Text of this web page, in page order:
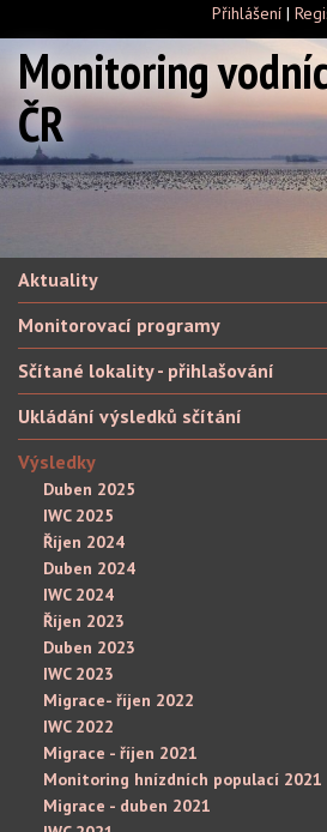
Přihlášení |
Monitoring
ČR
Aktuality
Monitorovací programy
Sčítané lokality - přihlašování
Ukládání výsledků sčítání
Výsledky
Duben 2025
IWC 2025
Říjen 2024
Duben 2024
IWC 2024
Říjen 2023
Duben 2023
IWC 2023
Migrace- říjen 2022
IWC 2022
Migrace - říjen 2021
Monitoring hnízdních populací 2021
Migrace - duben 2021